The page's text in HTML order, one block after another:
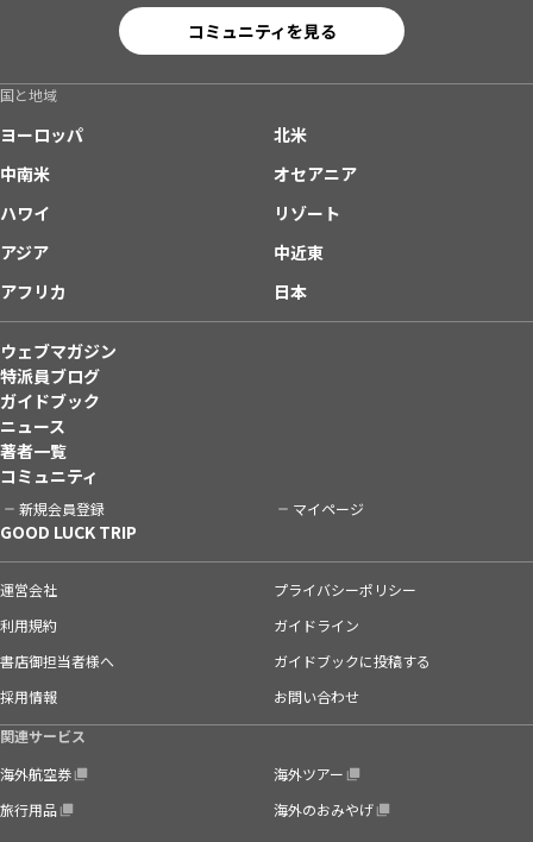
コミュニティを見る
国と地域
ヨーロッパ
北米
中南米
オセアニア
ハワイ
リゾート
アジア
中近東
アフリカ
日本
ウェブマガジン
特派員ブログ
ガイドブック
ニュース
著者一覧
コミュニティ
新規会員登録 マイページ
GOOD LUCK TRIP
運営会社
プライバシーポリシー
利用規約
ガイドライン
書店御担当者様へ
ガイドブックに投稿する
採用情報
お問い合わせ
関連サービス
海外航空券
海外ツアー
旅行用品
海外のおみやげ